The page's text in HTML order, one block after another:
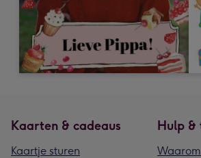
Kaarten & cadeaus
Kaartje sturen
Hulp &